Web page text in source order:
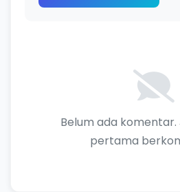
Belum ada komentar.
pertama